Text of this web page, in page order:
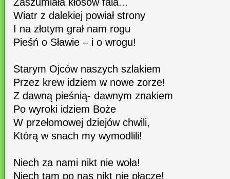
Wiatr z dalekiej powiał strony
I na złotym grał nam rogu
Pieśń o Sławie – i o wrogu!
Starym Ojców naszych szlakiem
Przez krew idziem w nowe zorze!
Z dawną pieśnią- dawnym znakiem
Po wyroki idziem Boże
W przełomowej dziejów chwili,
Którą w snach my wymodlili!
Niech za nami nikt nie woła!
Niech tam po nas nikt nie płacze!